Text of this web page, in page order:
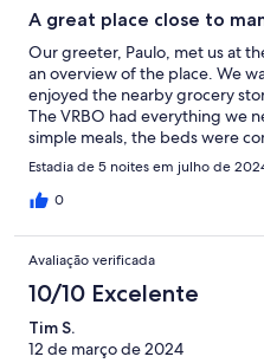
A great place close to
Our greeter, Paulo, met us at
an overview of the place. We
enjoyed the nearby grocery
The VRBO had everything we
simple meals, the beds were
enjoyed having 2 bathrooms
mentioned the showerhead
A fantastic stay! Thanks Glenn
Estadia de 5 noites em julho de
0
Avaliação verificada
10/10 Excelente
Tim S.
12 de março de 2024